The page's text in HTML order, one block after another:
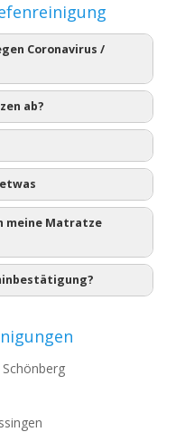
Coronavirus /
ab?
meine Matratze